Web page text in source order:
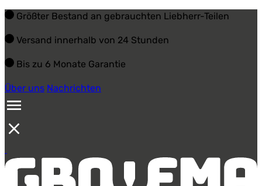
Größter Bestand an gebrauchten Liebherr-Teilen
Versand innerhalb von 24 Stunden
Bis zu 6 Monate Garantie
Über unsNachrichten